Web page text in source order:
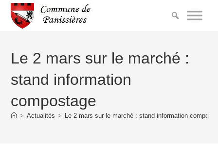
Le 2 mars sur le marché :
stand information
compostage
> Actualités > Le 2 mars sur le marché : stand information